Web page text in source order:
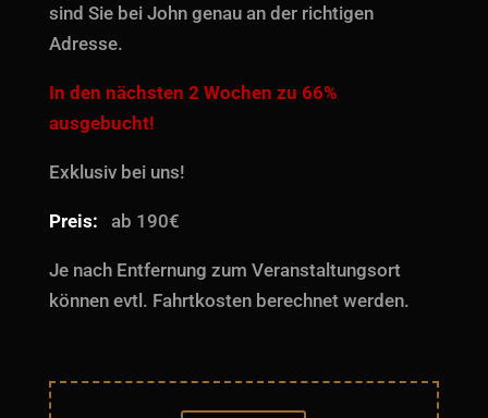
sind Sie bei John genau an der richtigen
Adresse.
In den nächsten 2 Wochen zu 66%
ausgebucht!
Exklusiv bei uns!
Preis: ab 190€
Je nach Entfernung zum Veranstaltungsort
können evtl. Fahrtkosten berechnet werden.